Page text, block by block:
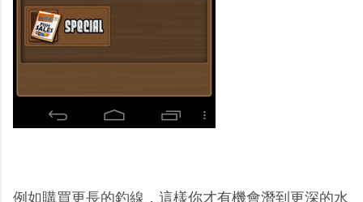
例如購買更長的釣線，這樣你才有機會潛到更深的水